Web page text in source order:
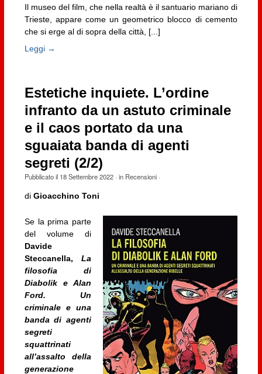
Il museo del film, che nella realtà è il santuario mariano di
Trieste, appare come un geometrico blocco di cemento
che si erge al di sopra della città, [...]
Leggi →
Estetiche inquiete. L’ordine
infranto da un astuto criminale
e il caos portato da una
sguaiata banda di agenti
segreti (2/2)
Pubblicato il 18 Settembre 2022· in Recensioni·
di Gioacchino Toni
Se la prima parte
del volume di
Davide
Steccanella,La
filosofia di
Diabolik e Alan
Ford. Un
criminale e una
banda di agenti
segreti
squattrinati
all’assalto della
generazione